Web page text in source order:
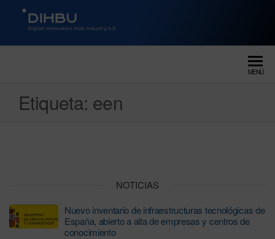
DIGITAL INNOVATION HUB
MENÚ
Etiqueta: een
NOTICIAS
Nuevo inventario de infraestructuras tecnológicas de
España, abierto a alta de empresas y centros de
conocimiento